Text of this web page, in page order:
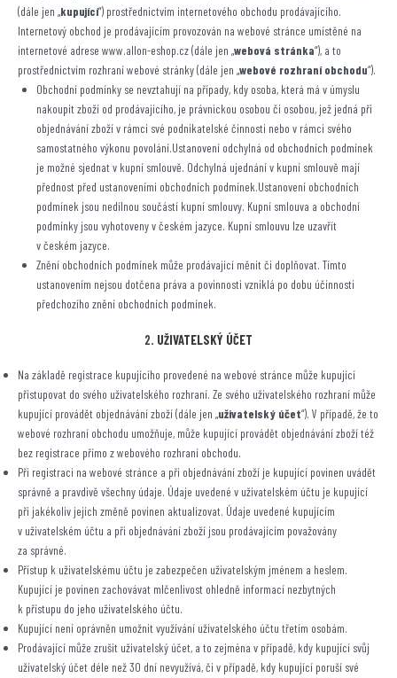
(dále jen „kupující“) prostřednictvím internetového obchodu prodávajícího.
Internetový obchod je prodávajícím provozován na webové stránce umístěné na
internetové adrese www.allon-eshop.cz (dále jen „webová stránka“), a to
prostřednictvím rozhraní webové stránky (dále jen „webové rozhraní obchodu“).
Obchodní podmínky se nevztahují na případy, kdy osoba, která má v úmyslu
nakoupit zboží od prodávajícího, je právnickou osobou či osobou, jež jedná při
objednávání zboží v rámci své podnikatelské činnosti nebo v rámci svého
samostatného výkonu povolání.Ustanovení odchylná od obchodních podmínek
je možné sjednat v kupní smlouvě. Odchylná ujednání v kupní smlouvě mají
přednost před ustanoveními obchodních podmínek.Ustanovení obchodních
podmínek jsou nedílnou součástí kupní smlouvy. Kupní smlouva a obchodní
podmínky jsou vyhotoveny v českém jazyce. Kupní smlouvu lze uzavřít
v českém jazyce.
Znění obchodních podmínek může prodávající měnit či doplňovat. Tímto
ustanovením nejsou dotčena práva a povinnosti vzniklá po dobu účinnosti
předchozího znění obchodních podmínek.
2. UŽIVATELSKÝ ÚČET
Na základě registrace kupujícího provedené na webové stránce může kupující
přistupovat do svého uživatelského rozhraní. Ze svého uživatelského rozhraní může
kupující provádět objednávání zboží (dále jen „uživatelský účet“). V případě, že to
webové rozhraní obchodu umožňuje, může kupující provádět objednávání zboží též
bez registrace přímo z webového rozhraní obchodu.
Při registraci na webové stránce a při objednávání zboží je kupující povinen uvádět
správně a pravdivě všechny údaje. Údaje uvedené v uživatelském účtu je kupující
při jakékoliv jejich změně povinen aktualizovat. Údaje uvedené kupujícím
v uživatelském účtu a při objednávání zboží jsou prodávajícím považovány
za správné.
Přístup k uživatelskému účtu je zabezpečen uživatelským jménem a heslem.
Kupující je povinen zachovávat mlčenlivost ohledně informací nezbytných
k přístupu do jeho uživatelského účtu.
Kupující není oprávněn umožnit využívání uživatelského účtu třetím osobám.
Prodávající může zrušit uživatelský účet, a to zejména v případě, kdy kupující svůj
uživatelský účet déle než 30 dní nevyužívá, či v případě, kdy kupující poruší své